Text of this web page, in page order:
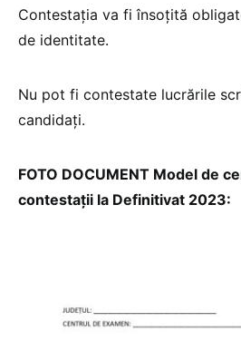
Contestația va fi însoțită
de identitate.
Nu pot fi contestate lucrările
candidați.
FOTO DOCUMENT Model de
contestații la Definitivat 2023: